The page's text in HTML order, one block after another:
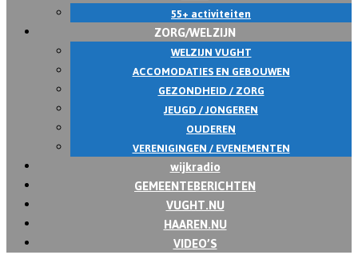
55+ activiteiten
ZORG/WELZIJN
WELZIJN VUGHT
ACCOMODATIES EN GEBOUWEN
GEZONDHEID / ZORG
JEUGD / JONGEREN
OUDEREN
VERENIGINGEN / EVENEMENTEN
wijkradio
GEMEENTEBERICHTEN
VUGHT.NU
HAAREN.NU
VIDEO’S